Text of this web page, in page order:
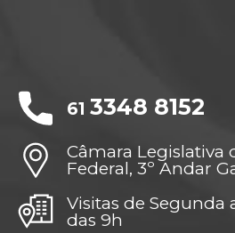
61 3348 8152
Câmara Legislativa
Federal, 3º Andar
Visitas de Segunda
das 9h